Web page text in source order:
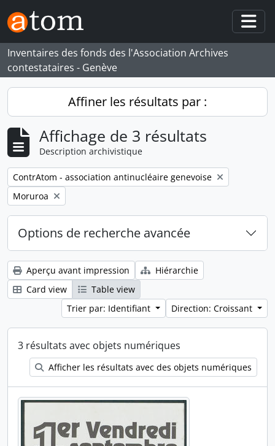
Skip to main content
Inventaires des fonds des l'Association Archives
contestataires - Genève
Affiner les résultats par :
Affichage de 3 résultats
Description archivistique
Remove filter:
ContrAtom - association antinucléaire genevoise
Remove filter:
Moruroa
Options de recherche avancée
Aperçu avant impression
Hiérarchie
Card view
Table view
Trier par: Identifiant
Direction: Croissant
3 résultats avec objets numériques
Afficher les résultats avec des objets numériques